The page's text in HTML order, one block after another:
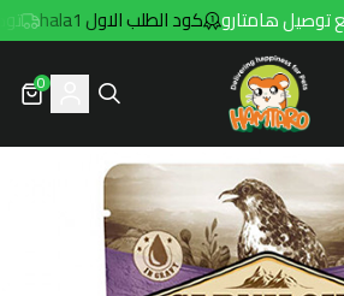
كود الطلب الاول hala1 توصيل
Hamtaro
0